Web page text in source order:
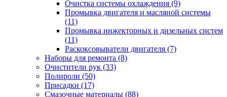
Очистка системы охлаждения (9)
Промывка двигателя и масляной системы
(11)
Промывка инжекторных и дизельных систем
(11)
Раскоксовыватели двигателя (7)
Наборы для ремонта (8)
Очистители рук (33)
Полироли (50)
Присадки (17)
Смазочные материалы (88)